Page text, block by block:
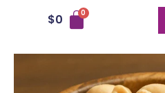
$0